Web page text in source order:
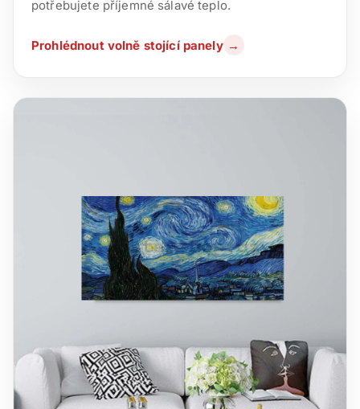
potřebujete příjemné sálavé teplo.
Prohlédnout volně stojící panely →